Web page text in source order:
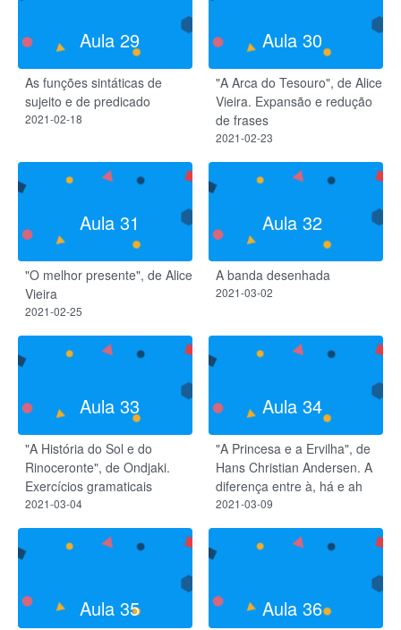
Aula 29
As funções sintáticas de
sujeito e de predicado
2021-02-18
Aula 30
"A Arca do Tesouro", de Alice
Vieira. Expansão e redução
de frases
2021-02-23
Aula 31
"O melhor presente", de Alice
Vieira
2021-02-25
Aula 32
A banda desenhada
2021-03-02
Aula 33
"A História do Sol e do
Rinoceronte", de Ondjaki.
Exercícios gramaticais
2021-03-04
Aula 34
"A Princesa e a Ervilha", de
Hans Christian Andersen. A
diferença entre à, há e ah
2021-03-09
Aula 35 Aula 36